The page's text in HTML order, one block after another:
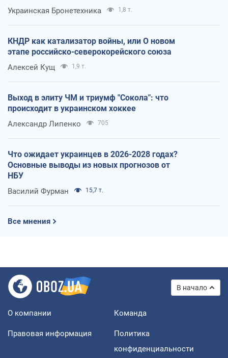
Украинская Бронетехника 1,8 т.
КНДР как катализатор войны, или О новом
этапе российско-северокорейского союза
Алексей Кущ 1,9 т.
Выход в элиту ЧМ и триумф "Сокола": что
происходит в украинском хоккее
Александр Липенко 705
Что ожидает украинцев в 2026-2028 годах?
Основные выводы из новых прогнозов от
НБУ
Василий Фурман 15,7 т.
Все мнения
В начало
О компании Команда
Правовая информация
Политика
конфиденциальности